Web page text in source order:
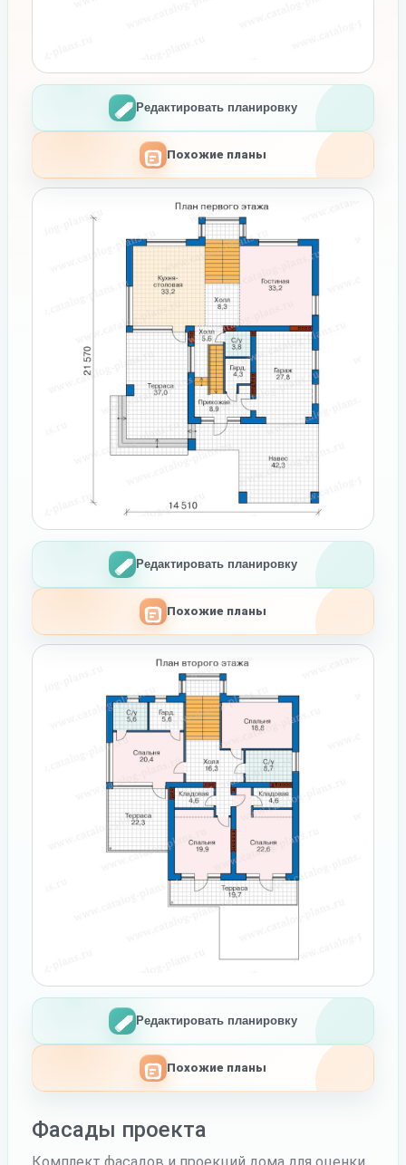
Редактировать планировку
Похожие планы
Редактировать планировку
Похожие планы
Редактировать планировку
Похожие планы
Фасады проекта